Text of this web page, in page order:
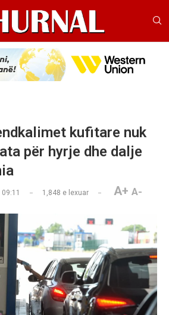
kufitare nuk
për hyrje dhe dalje
1,848 e lexuar A+ A-